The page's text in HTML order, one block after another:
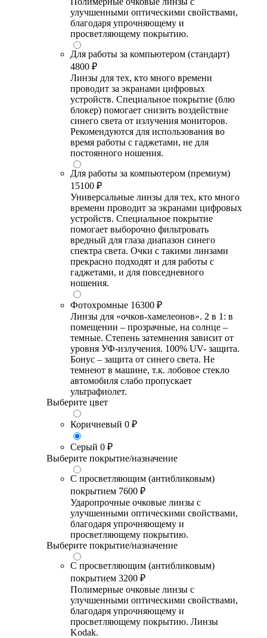
улучшенными оптическими свойствами,
благодаря упрочняющему и
просветляющему покрытию.
Для работы за компьютером (стандарт)
4800 ₽
Линзы для тех, кто много времени
проводит за экранами цифровых
устройств. Специальное покрытие (блю
блокер) помогает снизить воздействие
синего света от излучения мониторов.
Рекомендуются для использования во
время работы с гаджетами, не для
постоянного ношения.
Для работы за компьютером (премиум)
15100 ₽
Универсальные линзы для тех, кто много
времени проводит за экранами цифровых
устройств. Специальное покрытие
помогает выборочно фильтровать
вредный для глаза диапазон синего
спектра света. Очки с такими линзами
прекрасно подходят и для работы с
гаджетами, и для повседневного
ношения.
Фотохромные 16300 ₽
Линзы для «очков-хамелеонов». 2 в 1: в
помещении – прозрачные, на солнце –
темные. Степень затемнения зависит от
уровня УФ-излучения. 100% UV- защита.
Бонус – защита от синего света. Не
темнеют в машине, т.к. лобовое стекло
автомобиля слабо пропускает
ультрафиолет.
Выберите цвет
Коричневый 0 ₽
Серый 0 ₽
Выберите покрытие/назначение
С просветляющим (антибликовым)
покрытием 7600 ₽
Ударопрочные очковые линзы с
улучшенными оптическими свойствами,
благодаря упрочняющему и
просветляющему покрытию.
Выберите покрытие/назначение
С просветляющим (антибликовым)
покрытием 3200 ₽
Полимерные очковые линзы с
улучшенными оптическими свойствами,
благодаря упрочняющему и
просветляющему покрытию. Линзы
Kodak.